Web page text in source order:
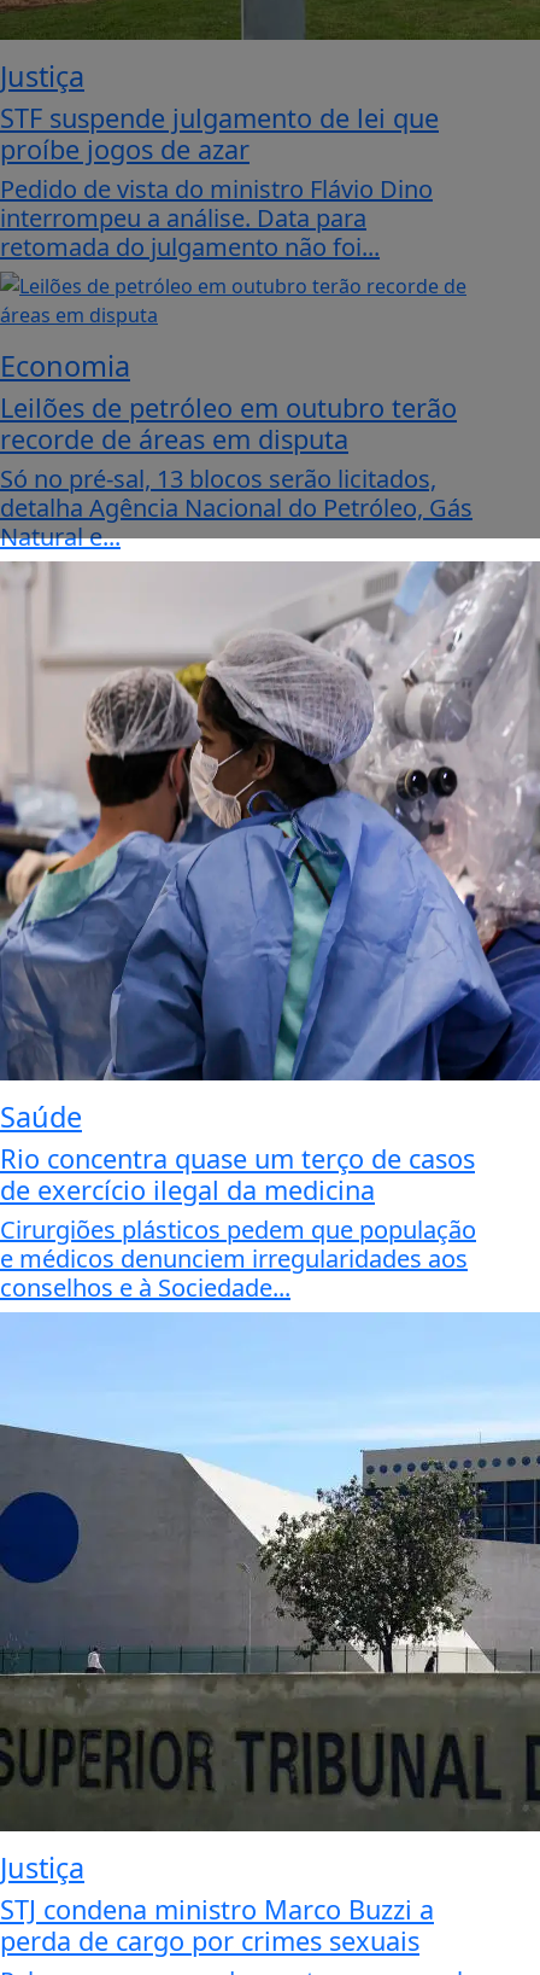
Justiça
STF suspende julgamento de lei que
proíbe jogos de azar
Pedido de vista do ministro Flávio Dino
interrompeu a análise. Data para
retomada do julgamento não foi...
Economia
Leilões de petróleo em outubro terão
recorde de áreas em disputa
Só no pré-sal, 13 blocos serão licitados,
detalha Agência Nacional do Petróleo, Gás
Natural e...
Saúde
Rio concentra quase um terço de casos
de exercício ilegal da medicina
Cirurgiões plásticos pedem que população
e médicos denunciem irregularidades aos
conselhos e à Sociedade...
Justiça
STJ condena ministro Marco Buzzi a
perda de cargo por crimes sexuais